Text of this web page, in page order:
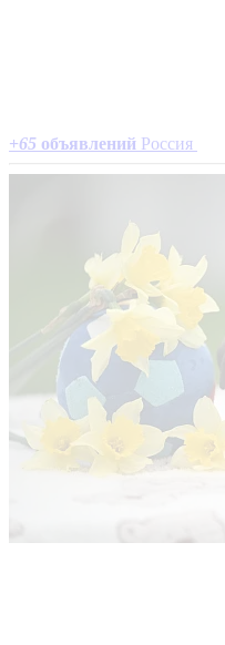
+65 объявлений Россия